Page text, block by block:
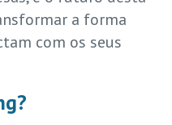
a forma
com os seus